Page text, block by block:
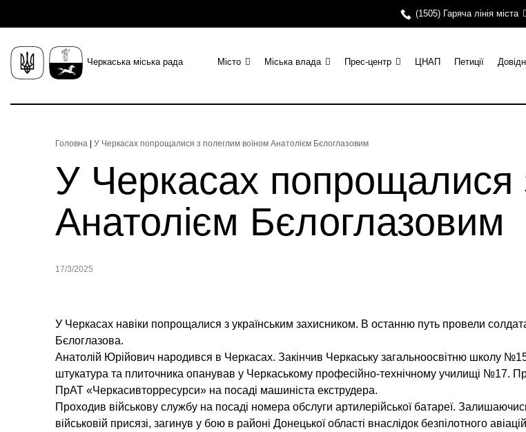
(1505) Гаряча лінія міста
Черкаська міська рада Місто Міська влада Прес-центр ЦНАП Петиції
Головна У Черкасах попрощалися з полеглим воїном Анатолієм Бєлоглазовим
У Черкасах попрощалися
Анатолієм Бєлоглазовим
17/3/2025
У Черкасах навіки попрощалися з українським захисником. В останню путь провели
Бєлоглазова.
Анатолій Юрійович народився в Черкасах. Закінчив Черкаську загальноосвітню школу
штукатура та плиточника опанував у Черкаському професійно-технічному училищі №17.
ПрАТ «Черкасивторресурси» на посаді машиніста екструдера.
Проходив військову службу на посаді номера обслуги артилерійської батареї.
військовій присязі, загинув у бою в районі Донецької області внаслідок безпілотного